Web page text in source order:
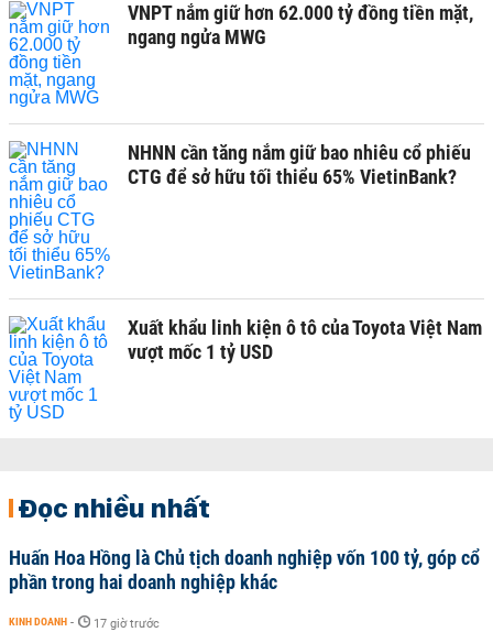
VNPT nắm giữ hơn 62.000 tỷ đồng tiền mặt,
ngang ngửa MWG
NHNN cần tăng nắm giữ bao nhiêu cổ phiếu
CTG để sở hữu tối thiểu 65% VietinBank?
Xuất khẩu linh kiện ô tô của Toyota Việt Nam
vượt mốc 1 tỷ USD
Đọc nhiều nhất
Huấn Hoa Hồng là Chủ tịch doanh nghiệp vốn 100 tỷ, góp cổ
phần trong hai doanh nghiệp khác
KINH DOANH - 17 giờ trước